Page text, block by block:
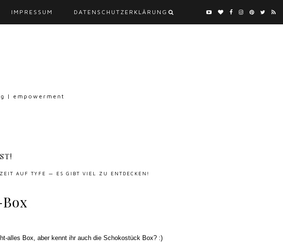
| empowerment
IMPRESSUM DATENSCHUTZERKLÄRUNG
AUF TYFE — ES GIBT VIEL ZU ENTDECKEN!
alles Box, aber kennt ihr auch die Schokostück Box? :)